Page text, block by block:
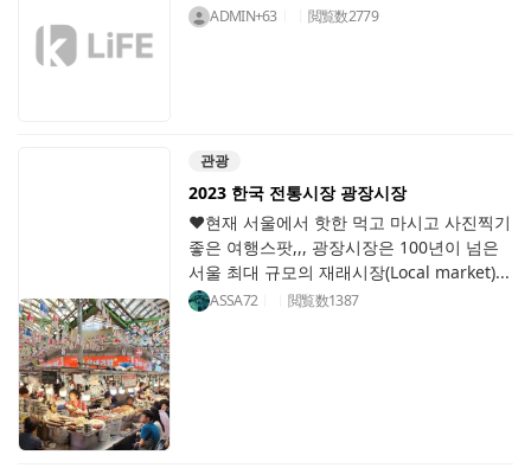
ADMIN+63 閲覧数2779
관광
2023 한국 전통시장 광장시장
♥현재 서울에서 핫한 먹고 마시고 사진찍기
좋은 여행스팟,,, 광장시장은 100년이 넘은
서울 최대 규모의 재래시장(Local market)...
ASSA72 閲覧数1387